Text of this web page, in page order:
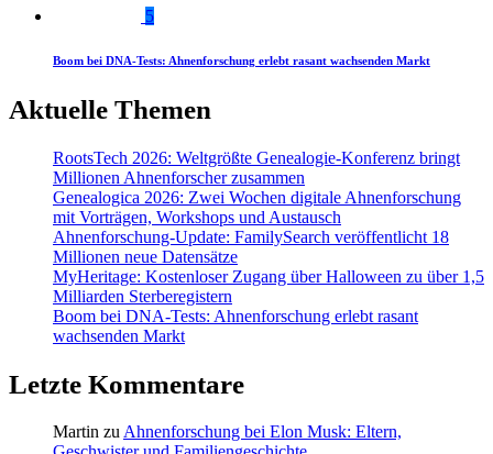
5
Boom bei DNA-Tests: Ahnenforschung erlebt rasant wachsenden Markt
Aktuelle Themen
RootsTech 2026: Weltgrößte Genealogie-Konferenz bringt
Millionen Ahnenforscher zusammen
Genealogica 2026: Zwei Wochen digitale Ahnenforschung
mit Vorträgen, Workshops und Austausch
Ahnenforschung-Update: FamilySearch veröffentlicht 18
Millionen neue Datensätze
MyHeritage: Kostenloser Zugang über Halloween zu über 1,5
Milliarden Sterberegistern
Boom bei DNA-Tests: Ahnenforschung erlebt rasant
wachsenden Markt
Letzte Kommentare
Martin zu Ahnenforschung bei Elon Musk: Eltern,